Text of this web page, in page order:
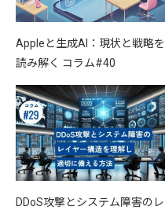
Appleと生成AI：現状と戦略を
読み解く コラム#40
DDoS攻撃とシステム障害のレ